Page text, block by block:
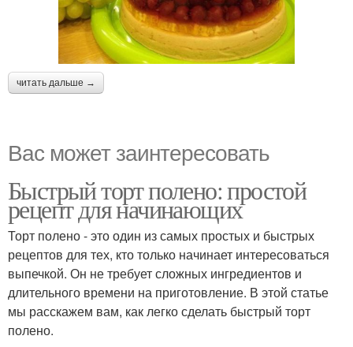
читать дальше →
Вас может заинтересовать
Быстрый торт полено: простой
рецепт для начинающих
Торт полено - это один из самых простых и быстрых
рецептов для тех, кто только начинает интересоваться
выпечкой. Он не требует сложных ингредиентов и
длительного времени на приготовление. В этой статье
мы расскажем вам, как легко сделать быстрый торт
полено.